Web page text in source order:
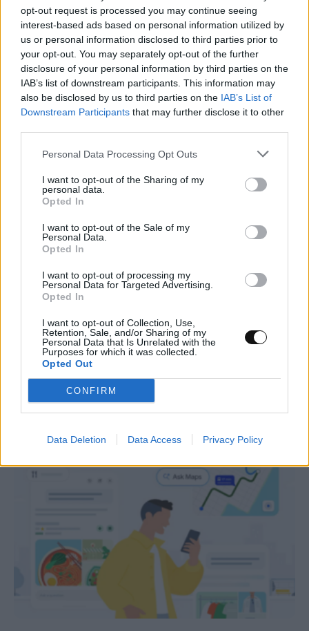
opt-out request is processed you may continue seeing
interest-based ads based on personal information utilized by
us or personal information disclosed to third parties prior to
your opt-out. You may separately opt-out of the further
disclosure of your personal information by third parties on the
IAB’s list of downstream participants. This information may
also be disclosed by us to third parties on the IAB’s List of
Downstream Participants that may further disclose it to other
Personal Data Processing Opt Outs
I want to opt-out of the Sharing of my
personal data.
Opted In
I want to opt-out of the Sale of my
Personal Data.
Opted In
I want to opt-out of processing my
Personal Data for Targeted Advertising.
Opted In
I want to opt-out of Collection, Use,
Retention, Sale, and/or Sharing of my
Personal Data that Is Unrelated with the
Purposes for which it was collected.
Opted Out
CONFIRM
Data Deletion Data Access Privacy Policy
ασφαλείας της βιολογίας του Claude Fable
5 για τη μείωση των ψευδών θετικών
αποτελεσμάτων
ΤΕΧΝΟΛΟΓΊΑ 17:00, 08/08/2026
Πλούτωνας: Η ατμόσφαιρά του
συρρικνώνεται καθώς απομακρύνεται από
τον Ήλιο
ΔΙΆΣΤΗΜΑ 15:00, 08/08/2026